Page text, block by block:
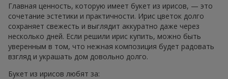
Главная ценность, которую имеет букет из ирисов, — это
сочетание эстетики и практичности. Ирис цветок долго
сохраняет свежесть и выглядит аккуратно даже через
несколько дней. Если решили ирис купить, можно быть
уверенным в том, что нежная композиция будет радовать
взгляд и украшать дом довольно долго.
Букет из ирисов любят за: